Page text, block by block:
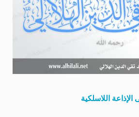
الإذاعة اللاسلكية